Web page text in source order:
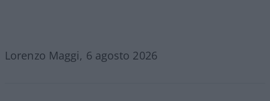
Lorenzo Maggi, 6 agosto 2026